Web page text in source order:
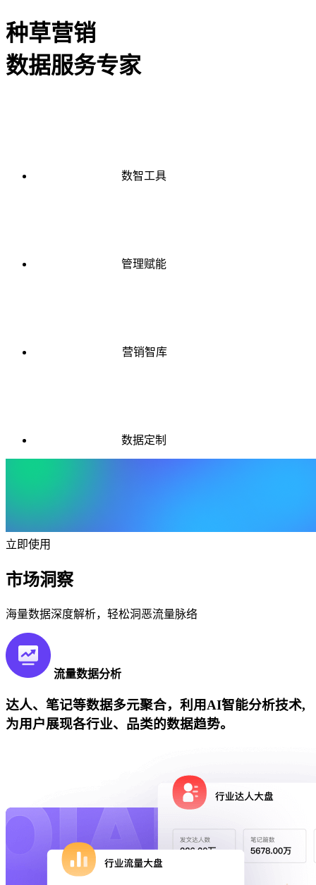
种草营销
数据服务专家
数智工具
管理赋能
营销智库
数据定制
立即使用
市场洞察
海量数据深度解析，轻松洞恶流量脉络
流量数据分析
达人、笔记等数据多元聚合，利用AI智能分析技术,
为用户展现各行业、品类的数据趋势。